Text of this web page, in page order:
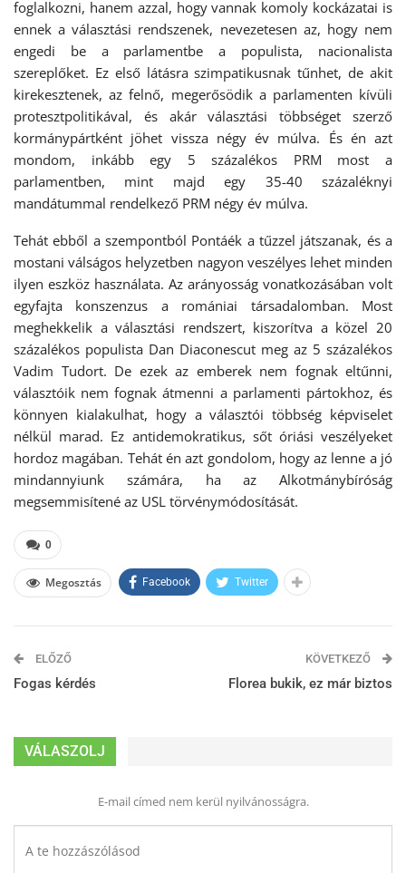
foglalkozni, hanem azzal, hogy vannak komoly kockázatai is
ennek a választási rendszenek, nevezetesen az, hogy nem
engedi be a parlamentbe a populista, nacionalista
szereplőket. Ez első látásra szimpatikusnak tűnhet, de akit
kirekesztenek, az felnő, megerősödik a parlamenten kívüli
protesztpolitikával, és akár választási többséget szerző
kormánypártként jöhet vissza négy év múlva. És én azt
mondom, inkább egy 5 százalékos PRM most a
parlamentben, mint majd egy 35-40 százaléknyi
mandátummal rendelkező PRM négy év múlva.
Tehát ebből a szempontból Pontáék a tűzzel játszanak, és a
mostani válságos helyzetben nagyon veszélyes lehet minden
ilyen eszköz használata. Az arányosság vonatkozásában volt
egyfajta konszenzus a romániai társadalomban. Most
meghekkelik a választási rendszert, kiszorítva a közel 20
százalékos populista Dan Diaconescut meg az 5 százalékos
Vadim Tudort. De ezek az emberek nem fognak eltűnni,
választóik nem fognak átmenni a parlamenti pártokhoz, és
könnyen kialakulhat, hogy a választói többség képviselet
nélkül marad. Ez antidemokratikus, sőt óriási veszélyeket
hordoz magában. Tehát én azt gondolom, hogy az lenne a jó
mindannyiunk számára, ha az Alkotmánybíróság
megsemmisítené az USL törvénymódosítását.
0
Megosztás Facebook Twitter
ELŐZŐ
Fogas kérdés
KÖVETKEZŐ
Florea bukik, ez már biztos
VÁLASZOLJ
E-mail címed nem kerül nyilvánosságra.